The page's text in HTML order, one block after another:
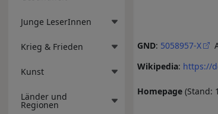
Junge LeserInnen
Krieg & Frieden
Kunst
Länder und
Regionen
GND: 5058957-X
Wikipedia: https://
Homepage (Stand: